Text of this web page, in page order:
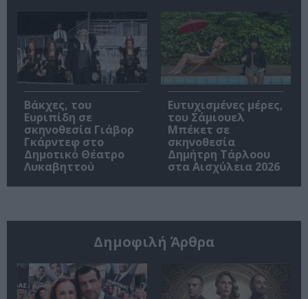
Βάκχες, του
Ευριπίδη σε
σκηνοθεσία Γιάβορ
Γκάρντεφ στο
Δημοτικό Θέατρο
Λυκαβηττού
Ευτυχισμένες μέρες,
του Σάμιουελ
Μπέκετ σε
σκηνοθεσία
Δημήτρη Τάρλοου
στα Αισχύλεια 2026
Δημοφιλή Άρθρα